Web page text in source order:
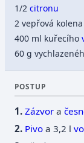
1/2citronu
2 vepřová
400 ml kuřecího
60 g
POSTUP
Zázvor a
Pivo a 3,2 l